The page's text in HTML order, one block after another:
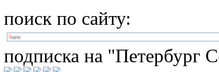
поиск по сайту:
подписка на "Петербург